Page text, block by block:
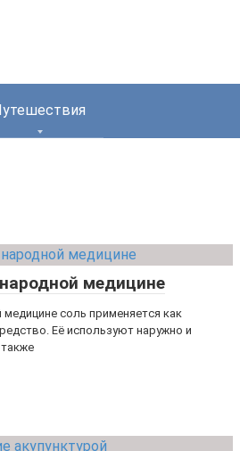
медицине
соль применяется как
Её используют наружно и